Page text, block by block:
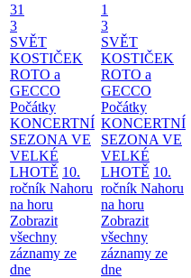
31
3
SVĚT
KOSTIČEK
ROTO a
GECCO
Počátky
KONCERTNÍ
SEZONA VE
VELKÉ
LHOTĚ 10.
ročník Nahoru
na horu
Zobrazit
všechny
záznamy ze
dne
1
3
SVĚT
KOSTIČEK
ROTO a
GECCO
Počátky
KONCERTNÍ
SEZONA VE
VELKÉ
LHOTĚ 10.
ročník Nahoru
na horu
Zobrazit
všechny
záznamy ze
dne